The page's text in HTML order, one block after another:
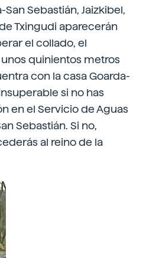
Sebastián, Jaizkibel,
Txingudi aparecerán
el collado, el
unos quinientos metros
con la casa Goarda-
si no has
en el Servicio de Aguas
Sebastián. Si no,
al reino de la